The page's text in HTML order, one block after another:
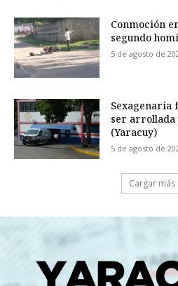
Conmoción
segundo
5 de agosto de
Sexagenaria
ser arrollada
(Yaracuy)
5 de agosto de
Cargar más